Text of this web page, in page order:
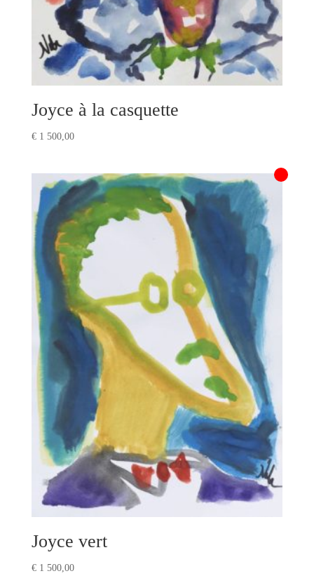
Joyce à la casquette
€1 500,00
Joyce vert
€1 500,00